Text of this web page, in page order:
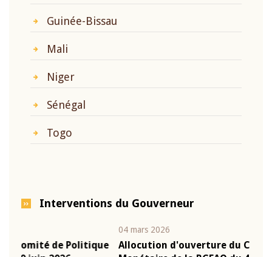
Guinée-Bissau
Mali
Niger
Sénégal
Togo
Interventions du Gouverneur
Allocution d'ouverture du Comité de Politique